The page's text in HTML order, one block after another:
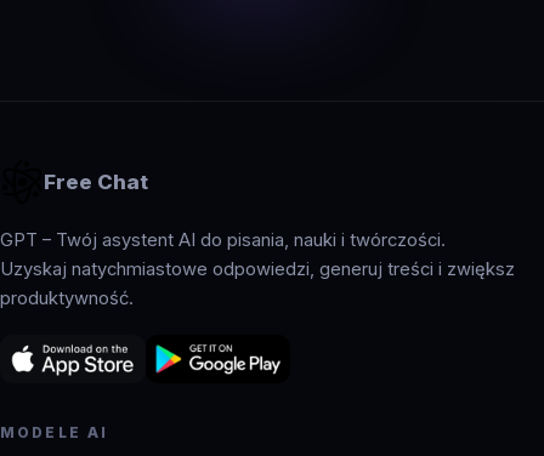
Free Chat
GPT – Twój asystent AI do pisania, nauki i twórczości.
Uzyskaj natychmiastowe odpowiedzi, generuj treści i zwiększ
produktywność.
MODELE AI